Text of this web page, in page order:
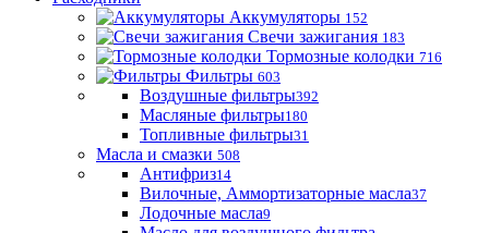
Аккумуляторы 152
Свечи зажигания 183
Тормозные колодки 716
Фильтры 603
Воздушные фильтры392
Масляные фильтры180
Топливные фильтры31
Масла и смазки 508
Антифриз14
Вилочные, Аммортизаторные масла37
Лодочные масла9